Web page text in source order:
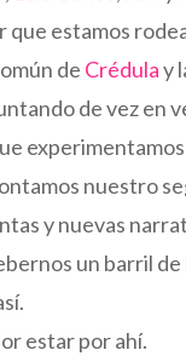
que estamos
de Crédulay
de vez en
experimentamos
nuestro
y nuevas
un barril
estar por ahí.